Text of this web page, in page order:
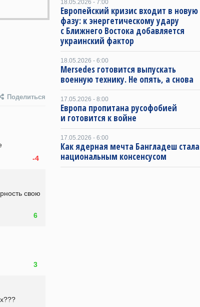
Поделиться
-4
свою
6
3
18.05.2026 - 7:00
Европейский кризис входит в новую
фазу: к энергетическому удару
с Ближнего Востока добавляется
украинский фактор
18.05.2026 - 6:00
Mersedes готовится выпускать
военную технику. Не опять, а снова
17.05.2026 - 8:00
Европа пропитана русофобией
и готовится к войне
17.05.2026 - 6:00
Как ядерная мечта Бангладеш стала
национальным консенсусом